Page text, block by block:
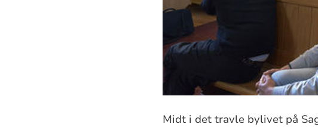
Midt i det travle bylivet på